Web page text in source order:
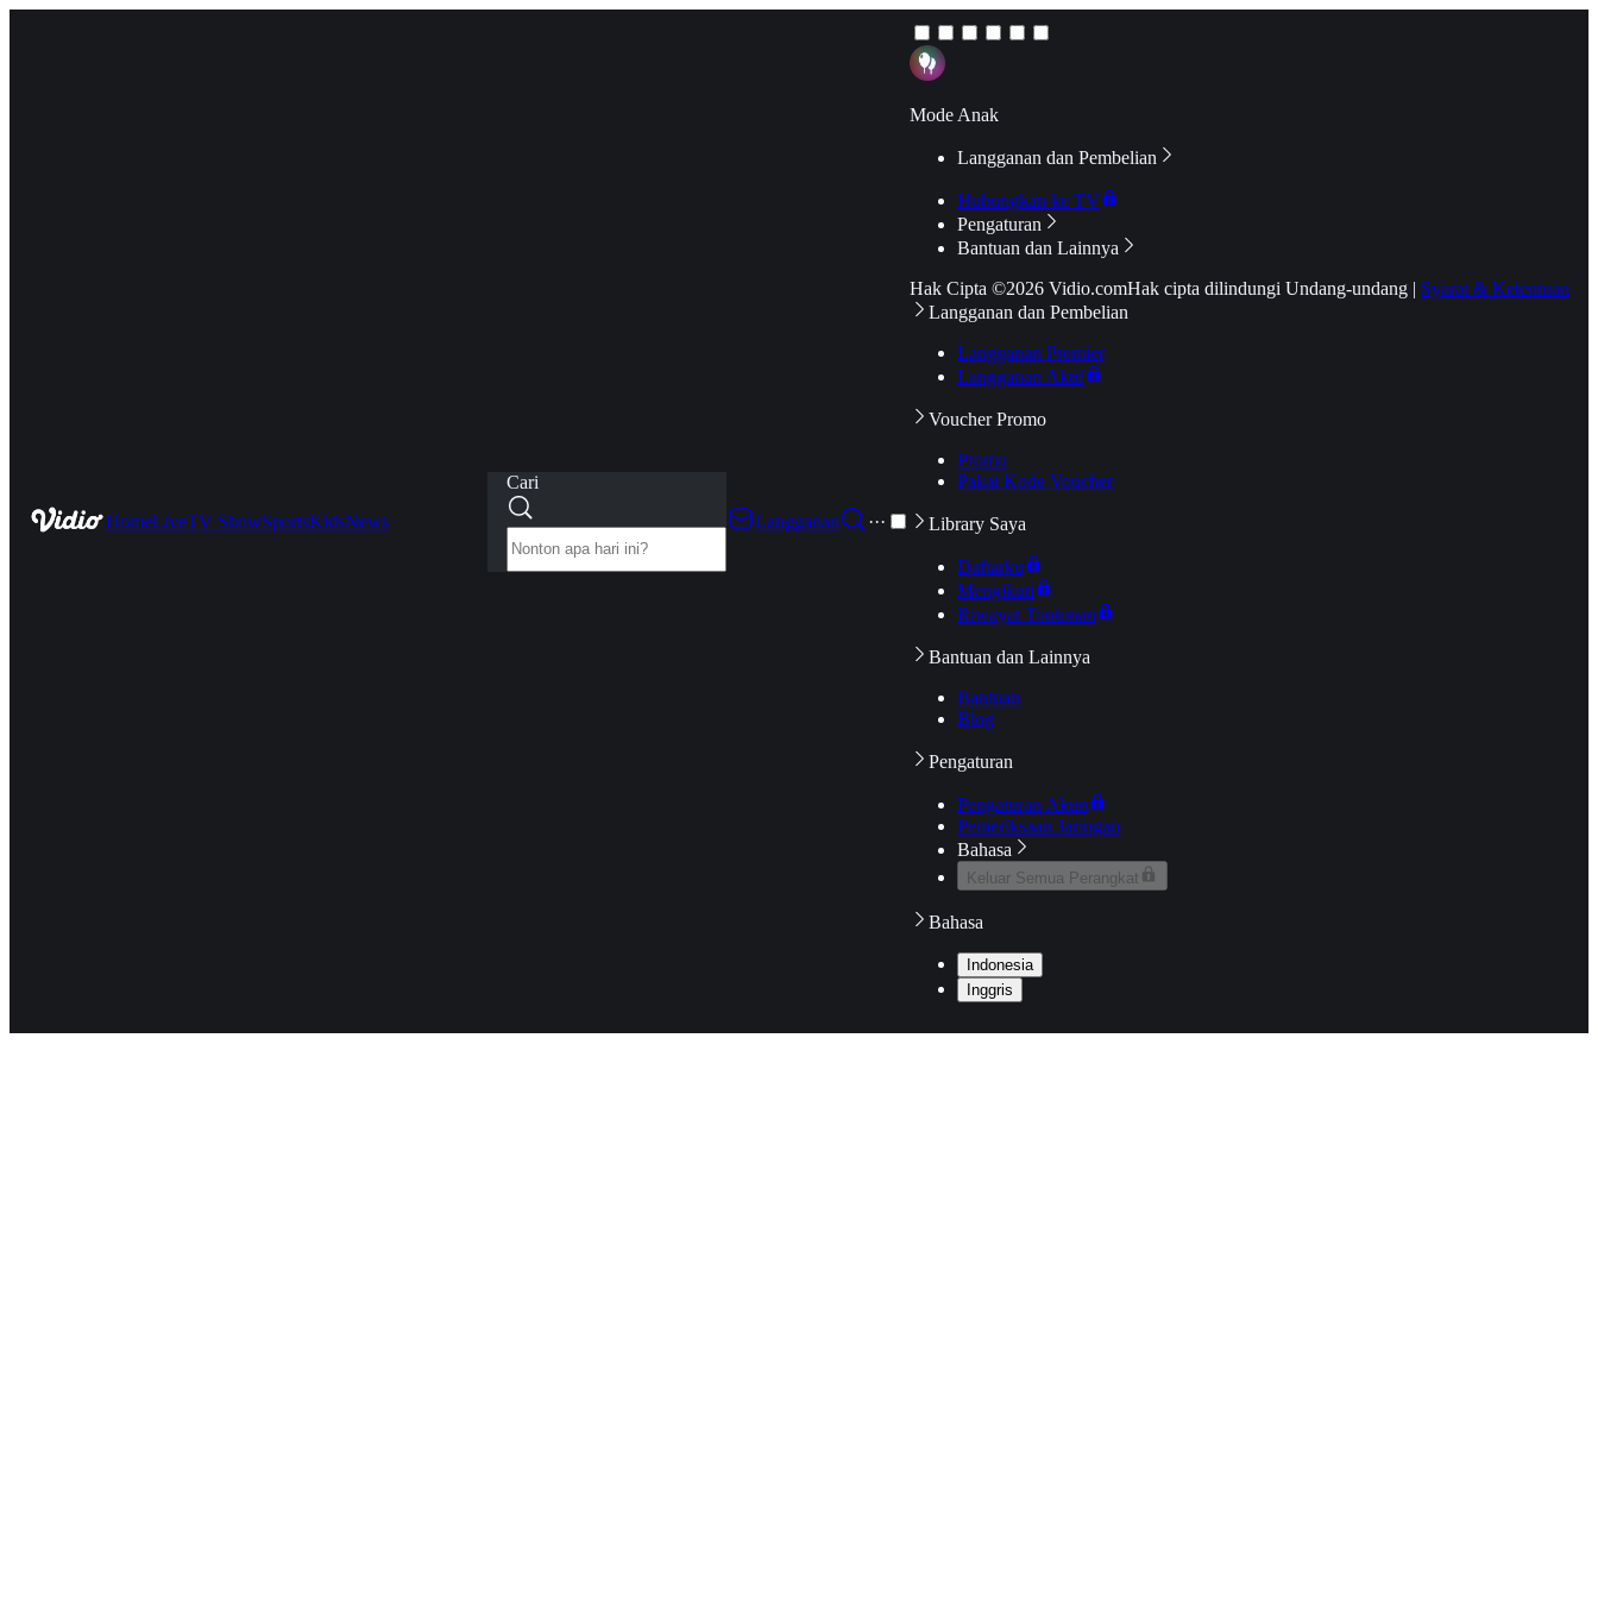
HomeLiveTV ShowSportsKidsNews
Cari
Langganan
···
Mode Anak
Langganan dan Pembelian
Hubungkan ke TV
Pengaturan
Bantuan dan Lainnya
Hak Cipta ©2026 Vidio.comHak cipta dilindungi Undang-undang | Syarat & Ketentuan
Langganan dan Pembelian
Langganan Premier
Langganan Aktif
Voucher Promo
Promo
Pakai Kode Voucher
Library Saya
Daftarku
Mengikuti
Riwayat Tontonan
Bantuan dan Lainnya
Bantuan
Blog
Pengaturan
Pengaturan Akun
Pemeriksaan Jaringan
Bahasa
Keluar Semua Perangkat
Bahasa
Indonesia
Inggris